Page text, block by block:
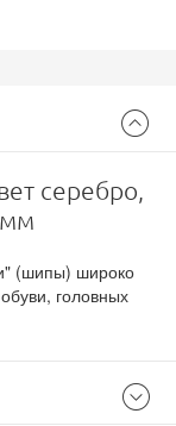
серебро,
(шипы) широко
головных